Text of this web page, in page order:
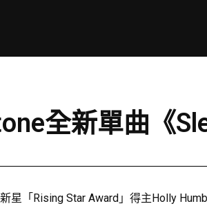
全新單曲《
星「Rising Star Award」得主Holly